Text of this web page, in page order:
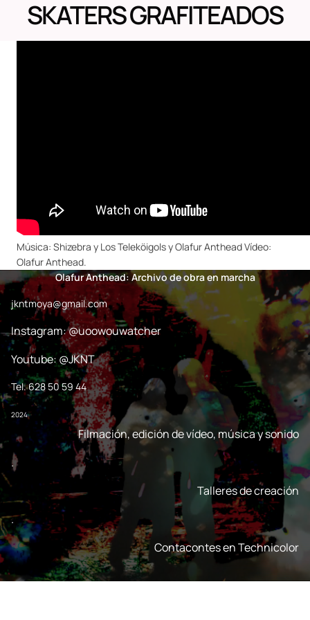
SKATERS GRAFITEADOS
Música: Shizebra y Los Teleköigols y Olafur Anthead Vídeo:
Olafur Anthead.
Olafur Anthead: Archivo de obra en marcha
jkntmoya@gmail.com
Instagram: @uoowouwatcher
Youtube: @JKNT
Tel. 628 50 59 44
2024
Filmación, edición de vídeo, música y sonido
.
Talleres de creación
.
Contacontes en Technicolor